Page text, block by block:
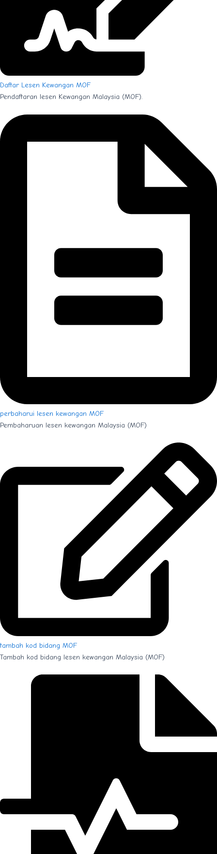
Daftar Lesen Kewangan MOF
Pendaftaran lesen Kewangan Malaysia (MOF).
perbaharui lesen kewangan MOF
Pembaharuan lesen kewangan Malaysia (MOF)
tambah kod bidang MOF
Tambah kod bidang lesen kewangan Malaysia (MOF)